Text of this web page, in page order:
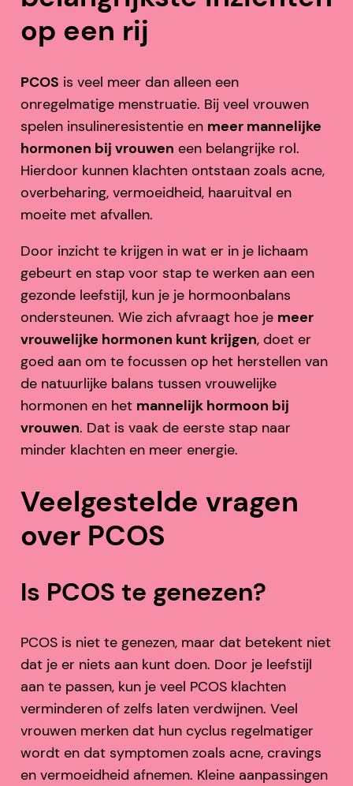
op een rij
PCOS is veel meer dan alleen een
onregelmatige menstruatie. Bij veel vrouwen
spelen insulineresistentie en meer mannelijke
hormonen bij vrouwen een belangrijke rol.
Hierdoor kunnen klachten ontstaan zoals acne,
overbeharing, vermoeidheid, haaruitval en
moeite met afvallen.
Door inzicht te krijgen in wat er in je lichaam
gebeurt en stap voor stap te werken aan een
gezonde leefstijl, kun je je hormoonbalans
ondersteunen. Wie zich afvraagt hoe je meer
vrouwelijke hormonen kunt krijgen, doet er
goed aan om te focussen op het herstellen van
de natuurlijke balans tussen vrouwelijke
hormonen en het mannelijk hormoon bij
vrouwen. Dat is vaak de eerste stap naar
minder klachten en meer energie.
Veelgestelde vragen
over PCOS
Is PCOS te genezen?
PCOS is niet te genezen, maar dat betekent niet
dat je er niets aan kunt doen. Door je leefstijl
aan te passen, kun je veel PCOS klachten
verminderen of zelfs laten verdwijnen. Veel
vrouwen merken dat hun cyclus regelmatiger
wordt en dat symptomen zoals acne, cravings
en vermoeidheid afnemen. Kleine aanpassingen